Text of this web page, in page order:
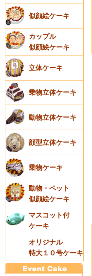
似顔絵ケーキ
カップル
似顔絵ケーキ
立体ケーキ
乗物立体ケーキ
動物立体ケーキ
顔型立体ケーキ
乗物ケーキ
動物・ペット
似顔絵ケーキ
マスコット付
ケーキ
オリジナル
特大１０号ケーキ